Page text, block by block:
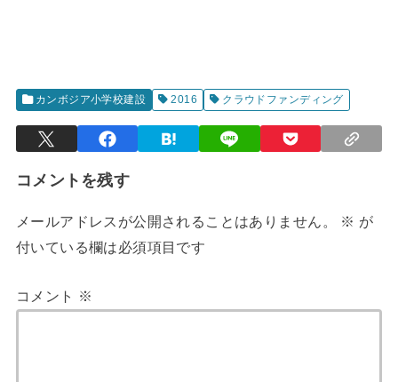
カンボジア小学校建設 2016 クラウドファンディング
コメントを残す
メールアドレスが公開されることはありません。 ※ が
付いている欄は必須項目です
コメント ※